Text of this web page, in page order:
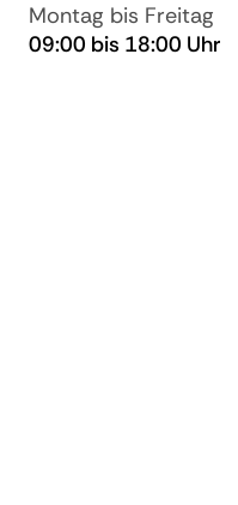
Montag bis Freitag
09:00 bis 18:00 Uhr